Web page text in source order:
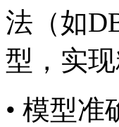
法（如
型，实
• 模型准